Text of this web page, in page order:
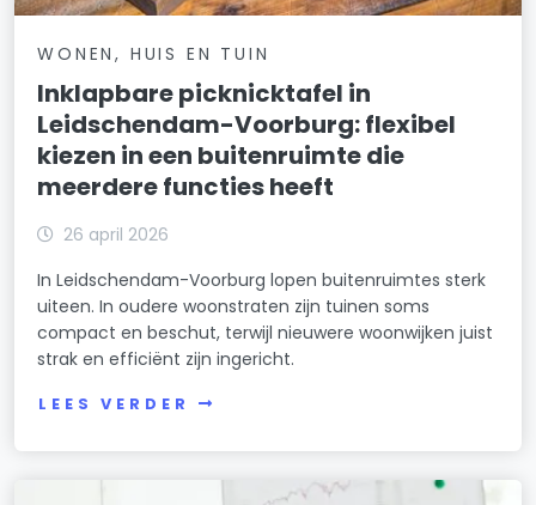
WONEN, HUIS EN TUIN
Inklapbare picknicktafel in
Leidschendam-Voorburg: flexibel
kiezen in een buitenruimte die
meerdere functies heeft
26 april 2026
In Leidschendam-Voorburg lopen buitenruimtes sterk
uiteen. In oudere woonstraten zijn tuinen soms
compact en beschut, terwijl nieuwere woonwijken juist
strak en efficiënt zijn ingericht.
LEES VERDER